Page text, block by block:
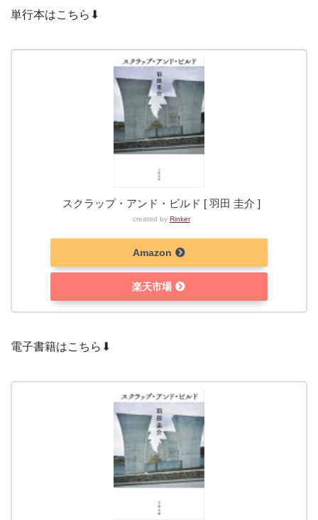
単行本はこちら⬇︎
スクラップ・アンド・ビルド [ 羽田 圭介 ]
created by Rinker
Amazon
楽天市場
電子書籍はこちら⬇︎